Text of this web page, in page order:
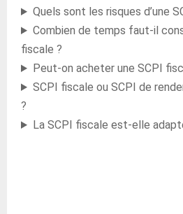
Quels sont les risques d’une
Combien de temps faut-il
fiscale ?
Peut-on acheter une SCPI
SCPI fiscale ou SCPI de
?
La SCPI fiscale est-elle